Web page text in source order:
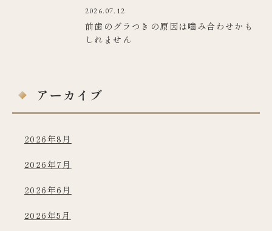
2026.07.12
前歯のグラつきの原因は嚙み合わせかも
しれません
アーカイブ
2026年8月
2026年7月
2026年6月
2026年5月